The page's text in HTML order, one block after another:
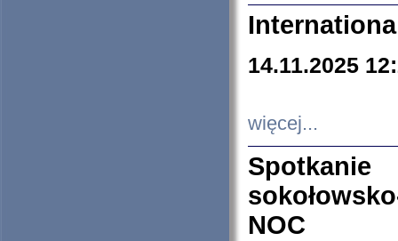
14.11.2025
więcej...
NOC